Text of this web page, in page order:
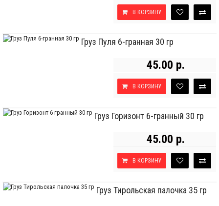
В КОРЗИНУ
Груз Пуля 6-гранная 30 гр
45.00 р.
В КОРЗИНУ
Груз Горизонт 6-гранный 30 гр
45.00 р.
В КОРЗИНУ
Груз Тирольская палочка 35 гр